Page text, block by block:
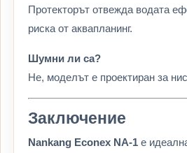
Протекторът отвежда водата
риска от аквапланинг.
Шумни ли са?
Не, моделът е проектиран за
Заключение
Nankang Econex NA-1 е